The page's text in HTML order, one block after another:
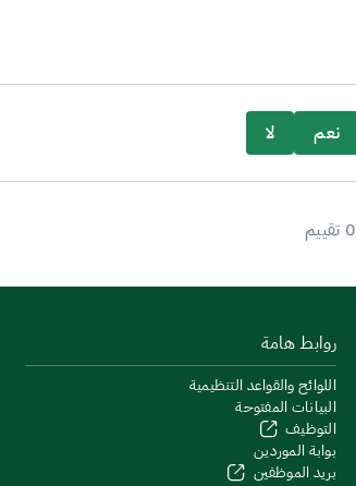
نعم لا
0 تقييم
روابط هامة
اللوائح والقواعد التنظيمية
البيانات المفتوحة
التوظيف
بوابة الموردين
بريد الموظفين